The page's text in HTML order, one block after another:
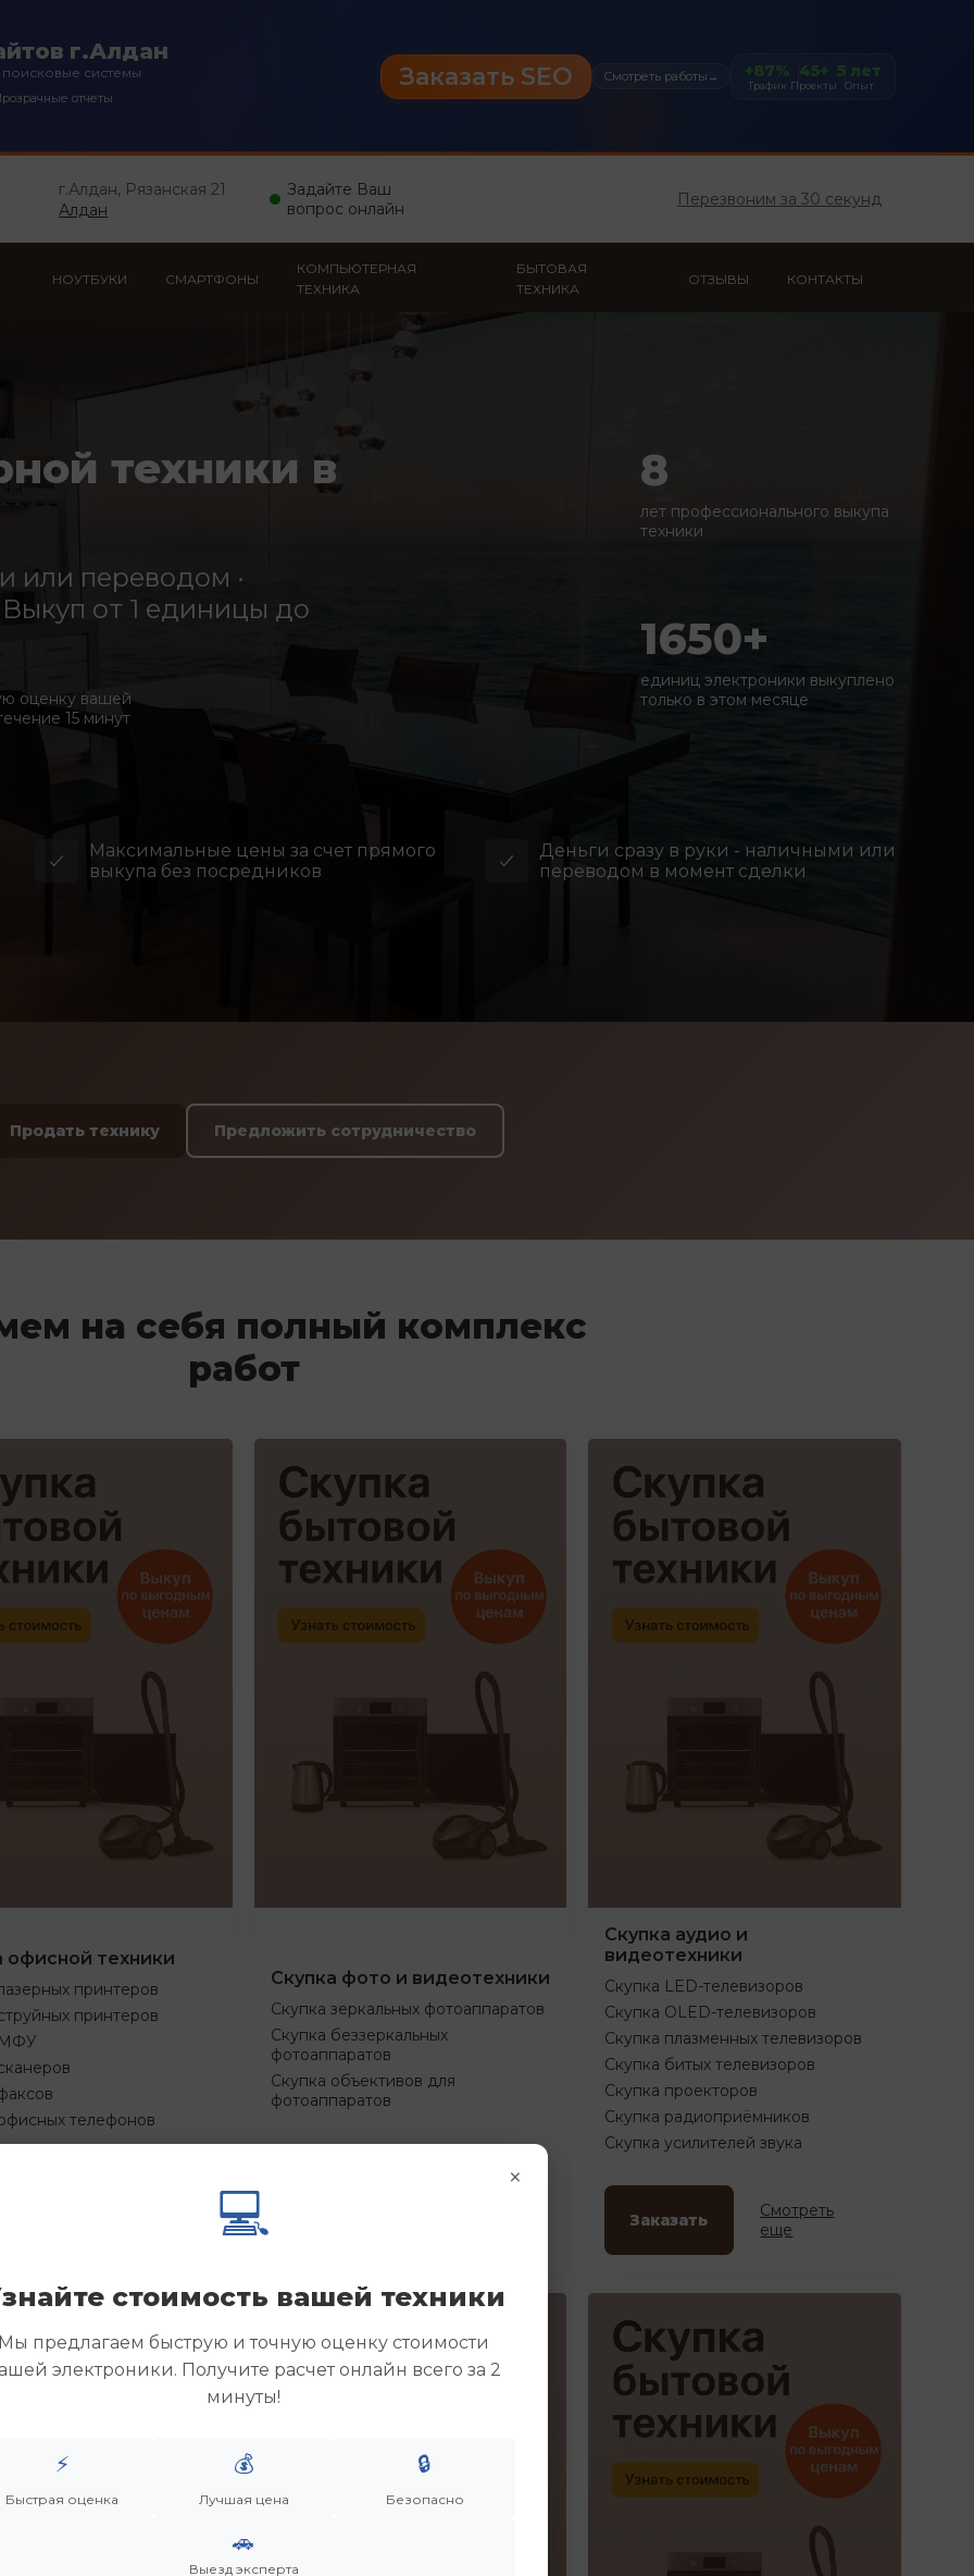
г.Алдан
системы
отчеты
Заказать SEO Смотреть работы → +87%
Трафик
45+
Проекты
5 лет
Опыт
г.Алдан, Рязанская 21
Алдан
Задайте Ваш
вопрос онлайн
Перезвоним за 30 секунд
НОУТБУКИ СМАРТФОНЫ
КОМПЬЮТЕРНАЯ
ТЕХНИКА
БЫТОВАЯ
ТЕХНИКА
ОТЗЫВЫ КОНТАКТЫ
техники в
или переводом ·
от 1 единицы до
оценку вашей
15 минут
8
лет профессионального выкупа
техники
1650+
единиц электроники выкуплено
только в этом месяце
Максимальные цены за счет прямого
выкупа без посредников
Деньги сразу в руки - наличными или
переводом в момент сделки
Продать технику Предложить сотрудничество
на себя полный комплекс
работ
офисной техники
принтеров
принтеров
МФУ
телефонов
Скупка фото и видеотехники
Скупка зеркальных фотоаппаратов
Скупка беззеркальных
фотоаппаратов
Скупка объективов для
фотоаппаратов
Скупка аудио и
видеотехники
Скупка LED-телевизоров
Скупка OLED-телевизоров
Скупка плазменных телевизоров
Скупка битых телевизоров
Скупка проекторов
Скупка радиоприёмников
Скупка усилителей звука
Заказать
Смотреть
еще
×
💻
стоимость вашей техники
предлагаем быструю и точную оценку стоимости
электроники. Получите расчет онлайн всего за 2
минуты!
⚡
Быстрая оценка
💰
Лучшая цена
🔒
Безопасно
🚗
Выезд эксперта